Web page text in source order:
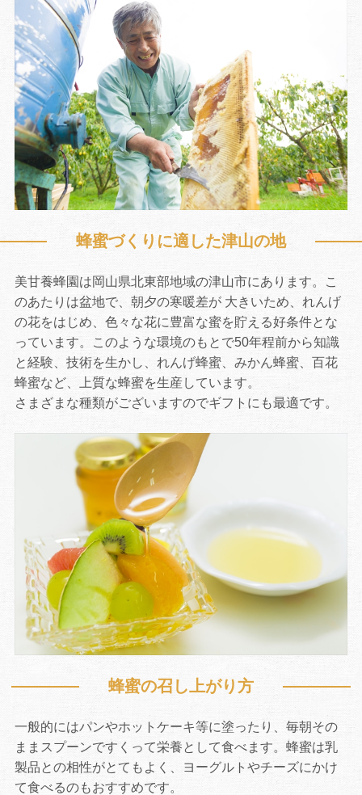
蜂蜜づくりに適した津山の地
美甘養蜂園は岡山県北東部地域の津山市にあります。こ
のあたりは盆地で、朝夕の寒暖差が 大きいため、れんげ
の花をはじめ、色々な花に豊富な蜜を貯える好条件とな
っています。このような環境のもとで50年程前から知識
と経験、技術を生かし、れんげ蜂蜜、みかん蜂蜜、百花
蜂蜜など、上質な蜂蜜を生産しています。
さまざまな種類がございますのでギフトにも最適です。
蜂蜜の召し上がり方
一般的にはパンやホットケーキ等に塗ったり、毎朝その
ままスプーンですくって栄養として食べます。蜂蜜は乳
製品との相性がとてもよく、ヨーグルトやチーズにかけ
て食べるのもおすすめです。